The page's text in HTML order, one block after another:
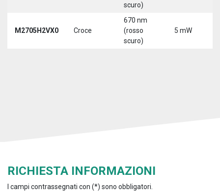
scuro)
M2705H2VX0 Croce
670 nm
(rosso
scuro)
5 mW
RICHIESTA INFORMAZIONI
I campi contrassegnati con (*) sono obbligatori.